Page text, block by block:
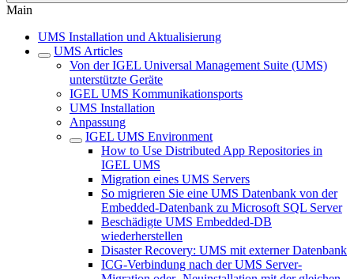
Main
UMS Installation und Aktualisierung
UMS Articles
Von der IGEL Universal Management Suite (UMS)
unterstützte Geräte
IGEL UMS Kommunikationsports
UMS Installation
Anpassung
IGEL UMS Environment
How to Use Distributed App Repositories in
IGEL UMS
Migration eines UMS Servers
So migrieren Sie eine UMS Datenbank von der
Embedded-Datenbank zu Microsoft SQL Server
Beschädigte UMS Embedded-DB
wiederherstellen
Disaster Recovery: UMS mit externer Datenbank
ICG-Verbindung nach der UMS Server-